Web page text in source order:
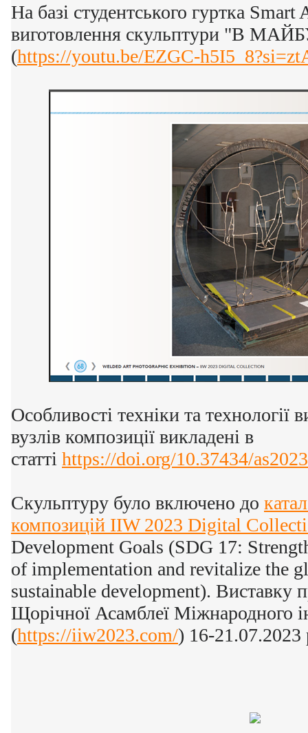
На базі студентського гуртка
виготовлення скульптури "В
(https://youtu.be/EZGC-
Особливості техніки та технології
вузлів композиції викладені в
статті https://doi.org/10.37434/
Скульптуру було включено до
композицій IIW 2023 Digital
Development Goals (SDG 17:
of implementation and revitalize the
sustainable development). Виставку
Щорічної Асамблеї Міжнародного
(https://iiw2023.com/) 16-21.07.2023